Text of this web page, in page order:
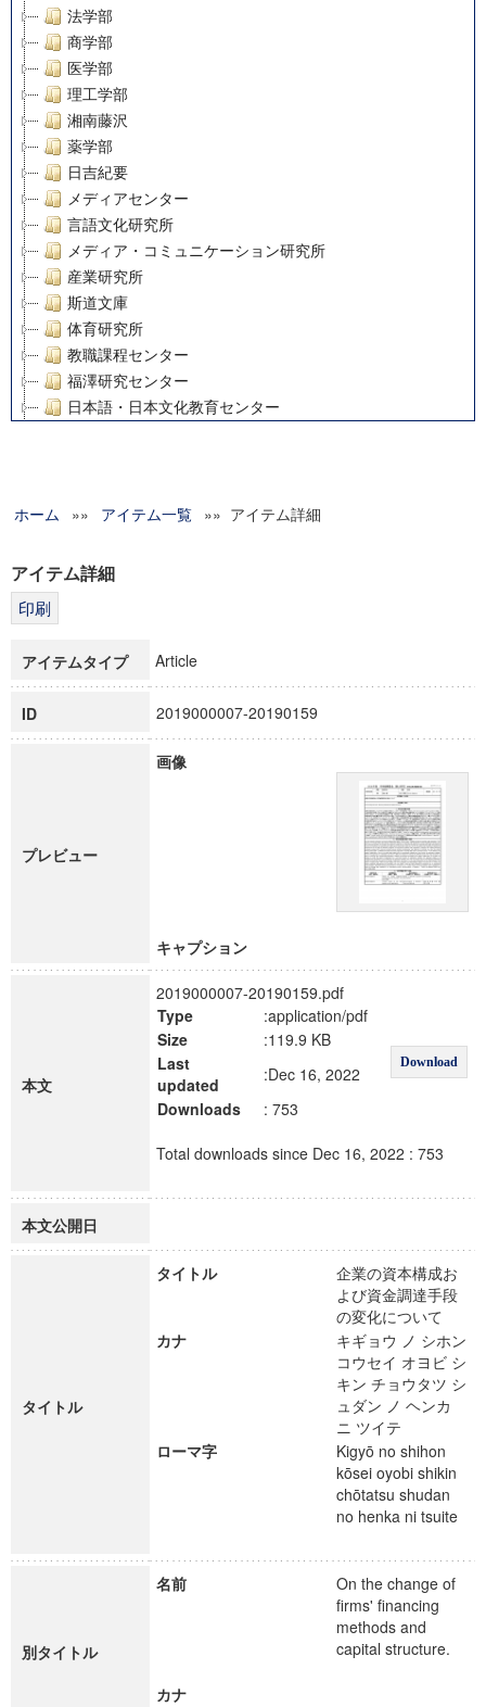
法学部
商学部
医学部
理工学部
湘南藤沢
薬学部
日吉紀要
メディアセンター
言語文化研究所
メディア・コミュニケーション研究所
産業研究所
斯道文庫
体育研究所
教職課程センター
福澤研究センター
日本語・日本文化教育センター
グローバルリサーチインスティテュート
科学研究費補助金研究成果報告書
博士課程教育リーディングプログラム「超成熟社会発展のサ
ホーム »» アイテム一覧 »» アイテム詳細
アイテム詳細
アイテムタイプ Article
ID 2019000007-20190159
プレビュー
画像
キャプション
本文
2019000007-20190159.pdf
Type
:application/pdf
Download
Size
:119.9 KB
Last
updated
:Dec 16, 2022
Downloads
: 753
Total downloads since Dec 16, 2022 : 753
本文公開日
タイトル
タイトル
企業の資本構成お
よび資金調達手段
の変化について
カナ
キギョウ ノ シホン
コウセイ オヨビ シ
キン チョウタツ シ
ュダン ノ ヘンカ
ニ ツイテ
ローマ字
Kigyō no shihon
kōsei oyobi shikin
chōtatsu shudan
no henka ni tsuite
別タイトル
名前
On the change of
firms' financing
methods and
capital structure.
カナ